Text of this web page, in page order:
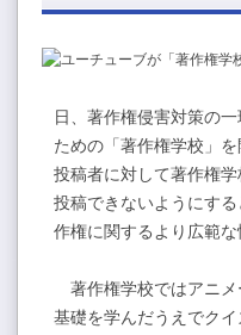
日、著作権侵害対策の
ための「著作権学校」
投稿者に対して著作権
投稿できないようにす
作権に関するより広範
著作権学校ではアニメ
基礎を学んだうえでク